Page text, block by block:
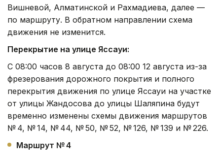
Вишневой, Алматинской и Рахмадиева, далее —
по маршруту. В обратном направлении схема
движения не изменится.
Перекрытие на улице Яссауи:
С 08:00 часов 8 августа до 08:00 12 августа из-за
фрезерования дорожного покрытия и полного
перекрытия движения по улице Яссауи на участке
от улицы Жандосова до улицы Шаляпина будут
временно изменены схемы движения маршрутов
№ 4, № 14, № 44, № 50, № 52, № 126, № 139 и № 226.
Маршрут № 4